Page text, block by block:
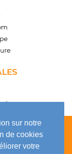
sur notre
de cookies
votre